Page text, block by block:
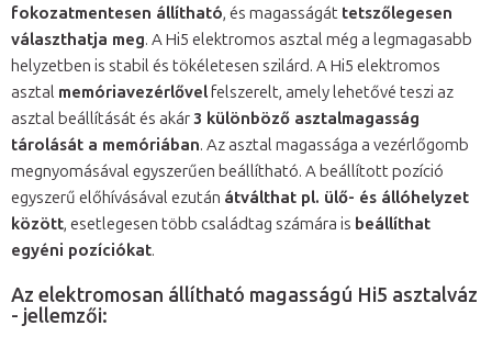
fokozatmentesen állítható, és magasságát tetszőlegesen
választhatja meg. A Hi5 elektromos asztal még a legmagasabb
helyzetben is stabil és tökéletesen szilárd. A Hi5 elektromos
asztal memóriavezérlővelfelszerelt, amely lehetővé teszi az
asztal beállítását és akár3 különböző asztalmagasság
tárolását a memóriában. Az asztal magassága a vezérlőgomb
megnyomásával egyszerűen beállítható. A beállított pozíció
egyszerű előhívásával ezután átválthat pl. ülő- és állóhelyzet
között, esetlegesen több családtag számára is beállíthat
egyéni pozíciókat.
Az elektromosan állítható magasságú Hi5 asztalváz
- jellemzői: